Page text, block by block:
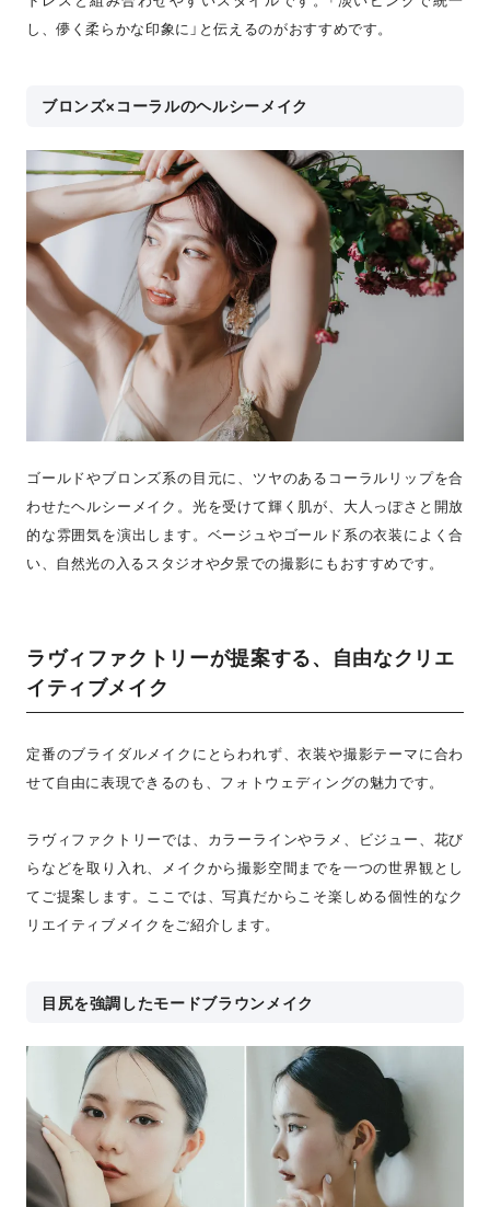
し、儚く柔らかな印象に」と伝えるのがおすすめです。
ブロンズ×コーラルのヘルシーメイク
ゴールドやブロンズ系の目元に、ツヤのあるコーラルリップを合
わせたヘルシーメイク。光を受けて輝く肌が、大人っぽさと開放
的な雰囲気を演出します。ベージュやゴールド系の衣装によく合
い、自然光の入るスタジオや夕景での撮影にもおすすめです。
ラヴィファクトリーが提案する、自由なクリエ
イティブメイク
定番のブライダルメイクにとらわれず、衣装や撮影テーマに合わ
せて自由に表現できるのも、フォトウェディングの魅力です。
ラヴィファクトリーでは、カラーラインやラメ、ビジュー、花び
らなどを取り入れ、メイクから撮影空間までを一つの世界観とし
てご提案します。ここでは、写真だからこそ楽しめる個性的なク
リエイティブメイクをご紹介します。
目尻を強調したモードブラウンメイク